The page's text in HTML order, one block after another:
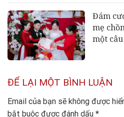
Đám
mẹ
một câu
ĐỂ LẠI MỘT BÌNH LUẬN
Email của bạn sẽ không được
bắt buộc được đánh dấu *